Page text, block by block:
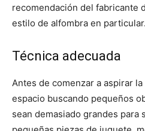
recomendación del fabricante
estilo de alfombra en particular.
Técnica adecuada
Antes de comenzar a aspirar
espacio buscando pequeños
sean demasiado grandes para